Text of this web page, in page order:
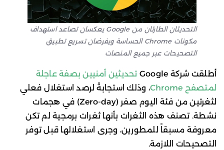
التحديثان الطارئان من Google يعكسان تصاعد استهداف
مكونات Chrome الحساسة ويفرضان تسريع تطبيق
التصحيحات عبر جميع المنصات
أطلقت شركة Google
تحديثين أمنيين بصفة عاجلة
لمتصفح Chrome
، وذلك استجابةً لرصد استغلال فعلي
لثغرتين من فئة اليوم صفر (Zero-day) في هجمات
نشطة. تصنف هذه الثغرات بأنها ثغرات برمجية لم تكن
معروفة مسبقاً للمطورين، وجرى استغلالها قبل توفر
التصحيحات اللازمة.